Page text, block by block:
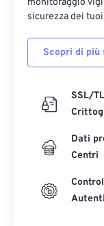
monitoraggio
sicurezza dei
Scopri di più
SSL/
Dati
Centri